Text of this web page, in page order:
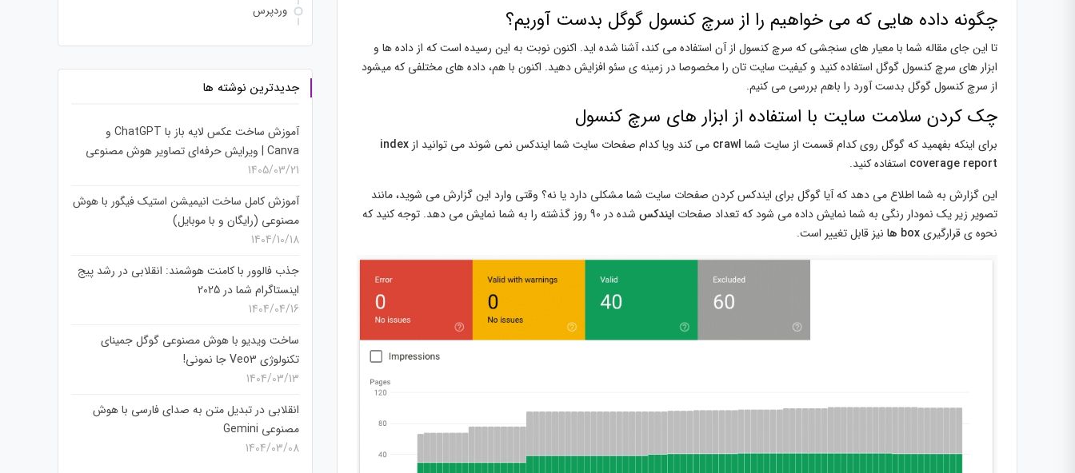
چگونه داده هایی که می خواهیم را از سرچ کنسول گوگل بدست آوریم؟
تا این جای مقاله شما با معیار های سنجشی که سرچ کنسول از آن استفاده می کند، آشنا شده اید. اکنون نوبت به این رسیده است که از داده ها و
ابزار های سرچ کنسول گوگل استفاده کنید و کیفیت سایت تان را مخصوصا در زمینه ی سئو افزایش دهید. اکنون با هم، داده های مختلفی که میشود
از سرچ کنسول گوگل بدست آورد را باهم بررسی می کنیم.
چک کردن سلامت سایت با استفاده از ابزار های سرچ کنسول
برای اینکه بفهمید که گوگل روی کدام قسمت از سایت شما crawl می کند ویا کدام صفحات سایت شما ایندکس نمی شوند می توانید از index
coverage report استفاده کنید.
این گزارش به شما اطلاع می دهد که آیا گوگل برای ایندکس کردن صفحات سایت شما مشکلی دارد یا نه؟ وقتی وارد این گزارش می شوید، مانند
تصویر زیر یک نمودار رنگی به شما نمایش داده می شود که تعداد صفحات ایندکس
شده در 90 روز گذشته را به شما نمایش می دهد. توجه کنید که
نحوه ی قرارگیریbox ها نیز قابل تغییر است.
وردپرس
جدیدترین نوشته ها
آموزش ساخت عکس لایه باز با ChatGPT و
Canva | ویرایش حرفه‌ای تصاویر هوش مصنوعی
1405/03/21
آموزش کامل ساخت انیمیشن استیک فیگور با هوش
مصنوعی (رایگان و با موبایل)
1404/10/18
جذب فالوور با کامنت هوشمند: انقلابی در رشد پیج
اینستاگرام شما در 2025
1404/04/16
ساخت ویدیو با هوش مصنوعی گوگل جمینای
تکنولوژی Veo3 جا نمونی!
1404/03/13
انقلابی در تبدیل متن به صدای فارسی با هوش
مصنوعی Gemini
1404/03/08